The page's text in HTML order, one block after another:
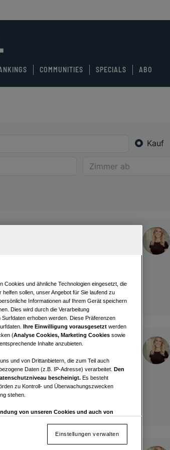
COMMUNITIES SPECIALS ABO
Kauf
wohnen in Graz-Liebenau
Cookies und ähnliche Technologien eingesetzt, die
helfen sollen, unser Angebot für Sie laufend zu
Informationen auf Ihrem Gerät speichern
Dies wird durch die Verarbeitung
erhoben werden. Diese Präferenzen
Ihre Einwilligung vorausgesetzt werden
(Analyse Cookies, Marketing Cookies sowie
Inhalte anzubieten.
und von Drittanbietern, die zum Teil auch
Daten (z.B. IP-Adresse) verarbeitet. Den
bescheinigt. Es besteht
zu Kontroll- und Überwachungszwecken
stehen.
von unseren Cookies und auch von
Einstellungen verwalten